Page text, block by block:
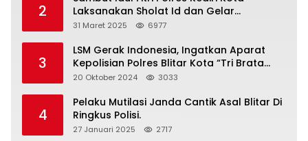
2
Laksanakan Sholat Id dan Gelar
Halalbihalal
31 Maret 2025 6977
3
LSM Gerak Indonesia, Ingatkan Aparat
Kepolisian Polres Blitar Kota “Tri Brata
Polri” Harus Diamalkan
20 Oktober 2024 3033
4
Pelaku Mutilasi Janda Cantik Asal Blitar Di
Ringkus Polisi.
27 Januari 2025 2717